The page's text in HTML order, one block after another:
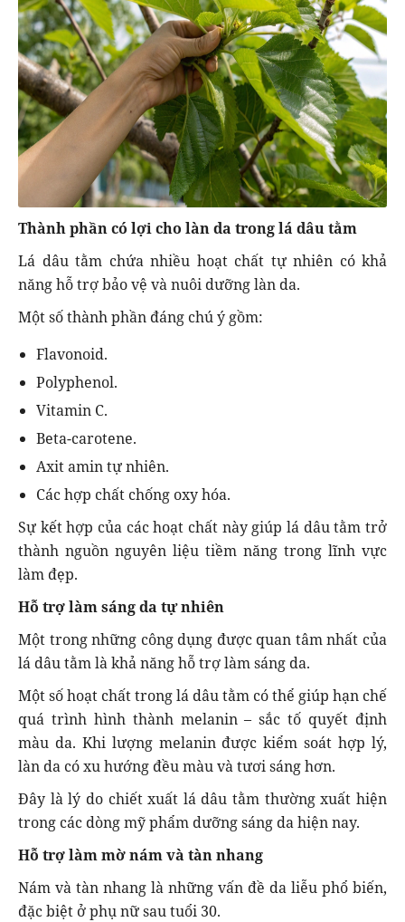
Thành phần có lợi cho làn da trong lá dâu tằm
Lá dâu tằm chứa nhiều hoạt chất tự nhiên có khả
năng hỗ trợ bảo vệ và nuôi dưỡng làn da.
Một số thành phần đáng chú ý gồm:
Flavonoid.
Polyphenol.
Vitamin C.
Beta-carotene.
Axit amin tự nhiên.
Các hợp chất chống oxy hóa.
Sự kết hợp của các hoạt chất này giúp lá dâu tằm trở
thành nguồn nguyên liệu tiềm năng trong lĩnh vực
làm đẹp.
Hỗ trợ làm sáng da tự nhiên
Một trong những công dụng được quan tâm nhất của
lá dâu tằm là khả năng hỗ trợ làm sáng da.
Một số hoạt chất trong lá dâu tằm có thể giúp hạn chế
quá trình hình thành melanin – sắc tố quyết định
màu da. Khi lượng melanin được kiểm soát hợp lý,
làn da có xu hướng đều màu và tươi sáng hơn.
Đây là lý do chiết xuất lá dâu tằm thường xuất hiện
trong các dòng mỹ phẩm dưỡng sáng da hiện nay.
Hỗ trợ làm mờ nám và tàn nhang
Nám và tàn nhang là những vấn đề da liễu phổ biến,
đặc biệt ở phụ nữ sau tuổi 30.